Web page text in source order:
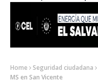
Home Seguridad ciudadana
MS en San Vicente